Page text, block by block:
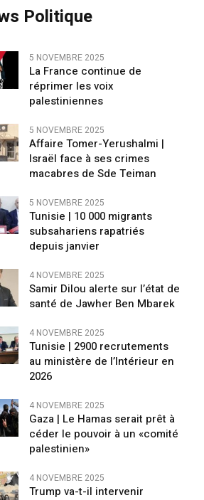
Politique
5 NOVEMBRE 2025
La France continue de
réprimer les voix
palestiniennes
5 NOVEMBRE 2025
Affaire Tomer-Yerushalmi |
Israël face à ses crimes
macabres de Sde Teiman
5 NOVEMBRE 2025
Tunisie | 10 000 migrants
subsahariens rapatriés
depuis janvier
4 NOVEMBRE 2025
Samir Dilou alerte sur l’état de
santé de Jawher Ben Mbarek
4 NOVEMBRE 2025
Tunisie | 2900 recrutements
au ministère de l’Intérieur en
2026
4 NOVEMBRE 2025
Gaza | Le Hamas serait prêt à
céder le pouvoir à un «comité
palestinien»
4 NOVEMBRE 2025
Trump va-t-il intervenir